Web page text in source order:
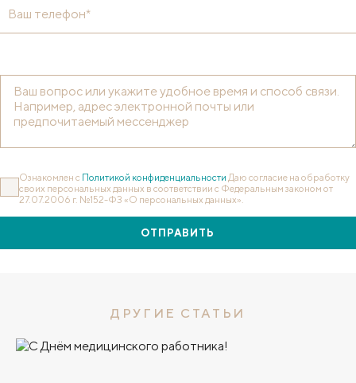
Ваш телефон*
Ознакомлен с Политикой конфиденциальности Даю согласие на обработку
своих персональных данных в соответствии с Федеральным законом от
27.07.2006 г. №152-ФЗ «О персональных данных».
ОТПРАВИТЬ
ДРУГИЕ СТАТЬИ